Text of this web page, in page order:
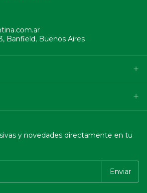
Banfield, Buenos Aires
y novedades directamente en tu